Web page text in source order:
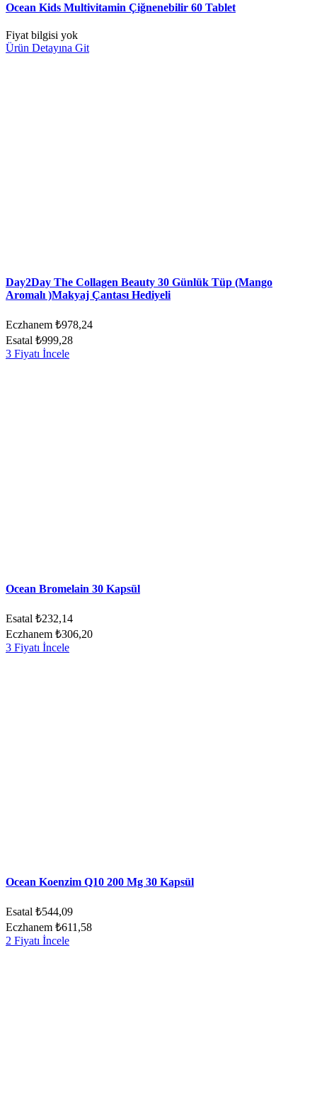
Ocean Kids Multivitamin Çiğnenebilir 60 Tablet
Fiyat bilgisi yok
Ürün Detayına Git
Day2Day The Collagen Beauty 30 Günlük Tüp (Mango
Aromalı )Makyaj Çantası Hediyeli
Eczhanem ₺978,24
Esatal ₺999,28
3 Fiyatı İncele
Ocean Bromelain 30 Kapsül
Esatal ₺232,14
Eczhanem ₺306,20
3 Fiyatı İncele
Ocean Koenzim Q10 200 Mg 30 Kapsül
Esatal ₺544,09
Eczhanem ₺611,58
2 Fiyatı İncele